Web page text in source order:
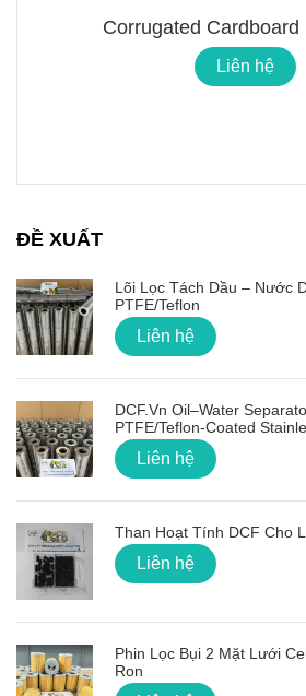
Corrugated Cardboard
Liên hệ
ĐỀ XUẤT
Lõi Lọc Tách Dầu – Nước
PTFE/Teflon
Liên hệ
DCF.vn Oil–Water
PTFE/Teflon‑Coated
Liên hệ
Than Hoạt Tính DCF Cho
Liên hệ
Phin Lọc Bụi 2 Mặt Lưới
Ron